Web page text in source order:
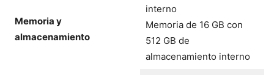
Memoria y
almacenamiento
interno
Memoria de 16 GB con
512 GB de
almacenamiento interno